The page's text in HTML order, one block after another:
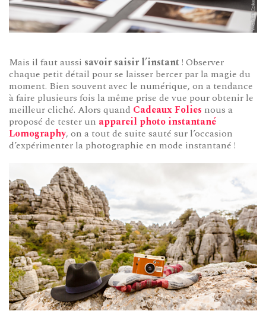
Mais il faut aussi savoir saisir l’instant! Observer
chaque petit détail pour se laisser bercer par la magie du
moment. Bien souvent avec le numérique, on a tendance
à faire plusieurs fois la même prise de vue pour obtenir le
meilleur cliché. Alors quand Cadeaux Folies nous a
proposé de tester un appareil photo instantané
Lomography, on a tout de suite sauté sur l’occasion
d’expérimenter la photographie en mode instantané !